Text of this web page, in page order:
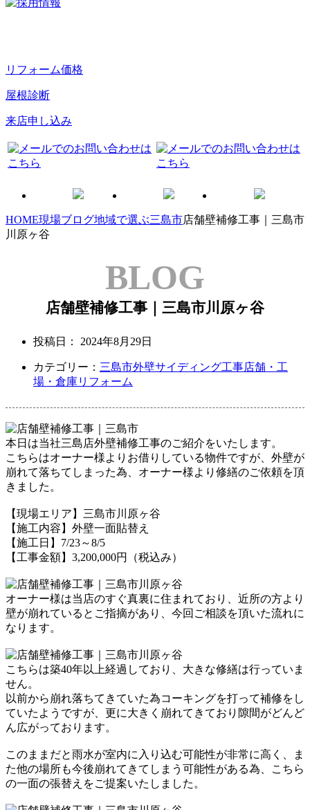
リフォーム価格
屋根診断
来店申し込み
HOME現場ブログ地域で選ぶ三島市店舗壁補修工事｜三島市
川原ヶ谷
BLOG
店舗壁補修工事｜三島市川原ヶ谷
投稿日： 2024年8月29日
カテゴリー： 三島市外壁サイディング工事店舗・工
場・倉庫リフォーム
本日は当社三島店外壁補修工事のご紹介をいたします。
こちらはオーナー様よりお借りしている物件ですが、外壁が
崩れて落ちてしまった為、 オーナー様より修繕のご依頼を頂
きました。
【現場エリア】三島市川原ヶ谷
【施工内容】外壁一面貼替え
【施工日】7/23～8/5
【工事金額】3,200,000円（税込み）
オーナー様は当店のすぐ真裏に住まれており、 近所の方より
壁が崩れているとご指摘があり、 今回ご相談を頂いた流れに
なります。
こちらは築40年以上経過しており、 大きな修繕は行っていま
せん。
以前から崩れ落ちてきていた為コーキングを打って補修をし
ていたようですが、 更に大きく崩れてきており隙間がどんど
ん広がっております。
このままだと雨水が室内に入り込む可能性が非常に高く、ま
た他の場所も今後崩れてきてしまう可能性がある為、
こちら
の一面の張替えをご提案いたしました。